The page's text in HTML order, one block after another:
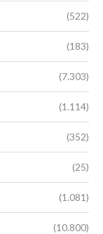
(522)
(183)
(7.303)
(1.114)
(352)
(25)
(1.081)
(10.800)